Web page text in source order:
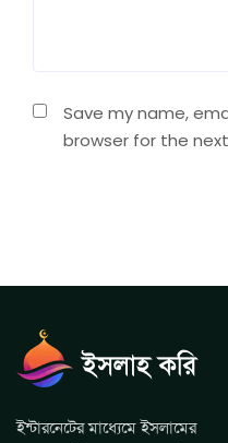
Save my name,
browser for the
ইন্টারনেটের মাধ্যেমে ইসলামের